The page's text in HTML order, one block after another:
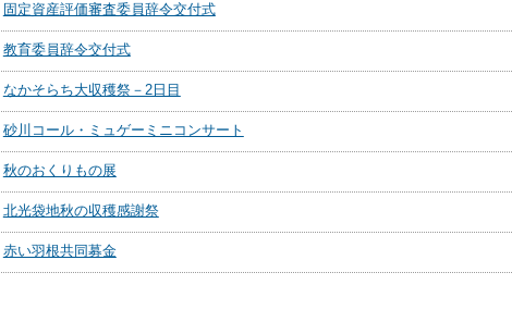
固定資産評価審査委員辞令交付式
教育委員辞令交付式
なかそらち大収穫祭－2日目
砂川コール・ミュゲーミニコンサート
秋のおくりもの展
北光袋地秋の収穫感謝祭
赤い羽根共同募金